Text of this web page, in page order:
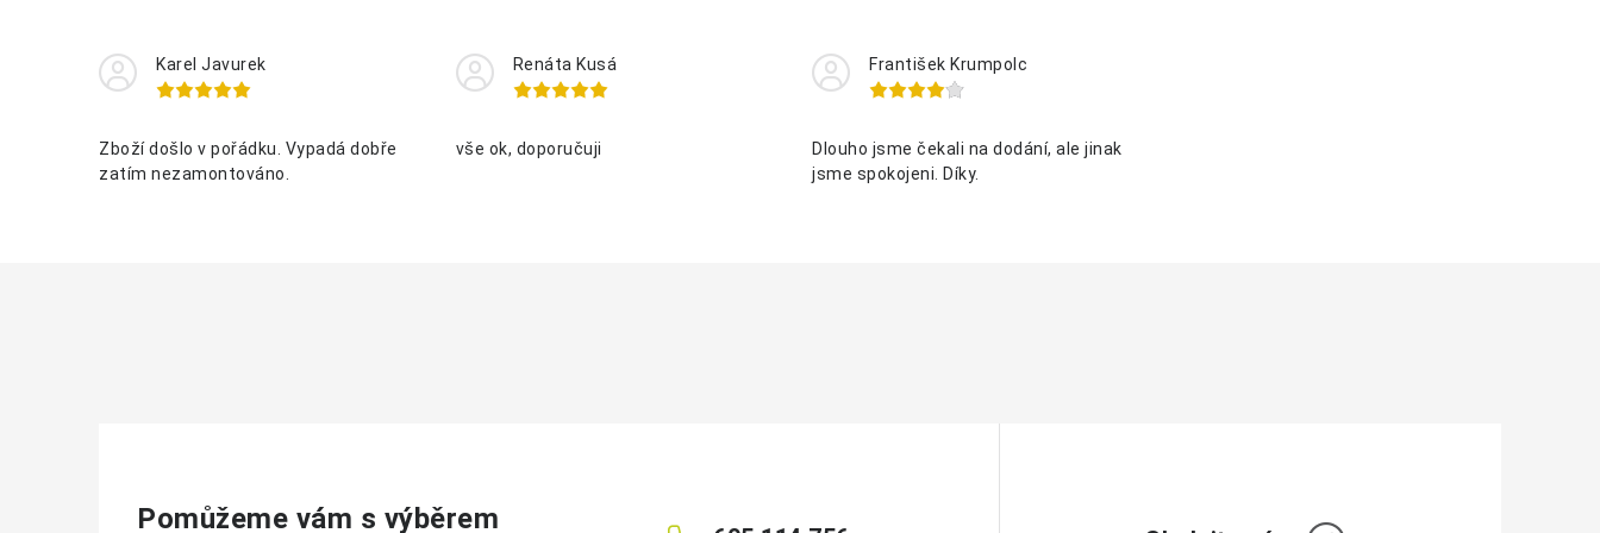
Karel Javurek
Zboží došlo v pořádku. Vypadá dobře
zatím nezamontováno.
Renáta Kusá
vše ok, doporučuji
František Krumpolc
Dlouho jsme čekali na dodání, ale jinak
jsme spokojeni. Díky.
Pomůžeme vám s výběrem